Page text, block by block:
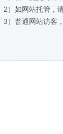
2）如网站托管，
3）普通网站访客